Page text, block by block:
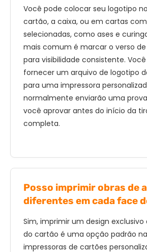
Você pode colocar seu logotipo
cartão, a caixa, ou em cartas
selecionadas, como ases e
mais comum é marcar o verso
para visibilidade consistente.
fornecer um arquivo de logotipo
para uma impressora
normalmente enviarão uma
você aprovar antes do início da
completa.
Posso imprimir obras de
diferentes em cada face
Sim, imprimir um design
do cartão é uma opção padrão
impressoras de cartões